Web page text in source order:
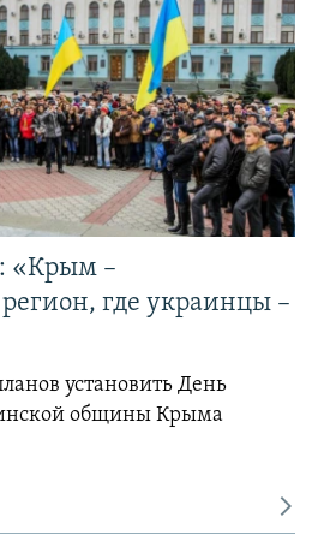
«Крым –
где украинцы –
установить День
общины Крыма